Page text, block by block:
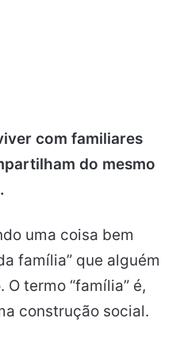
com familiares
do mesmo
uma coisa bem
família” que alguém
termo “família” é,
construção social.